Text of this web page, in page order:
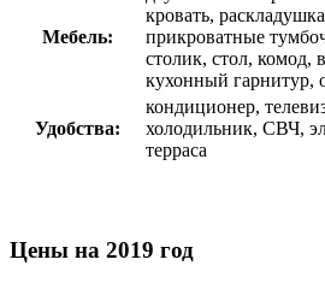
Мебель:
кровать,
прикроватные
столик, стол, комод,
кухонный гарнитур,
Удобства:
кондиционер,
холодильник, СВЧ,
терраса
Цены на 2019 год